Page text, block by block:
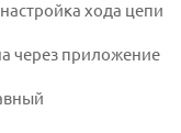
хода цепи
через приложение